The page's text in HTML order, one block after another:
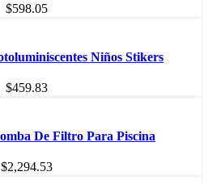
$598.05
Niños Stikers
$459.83
De Filtro Para Piscina
$2,294.53